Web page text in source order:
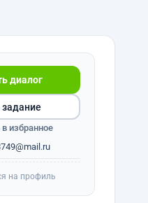
диалог
избранное
на профиль